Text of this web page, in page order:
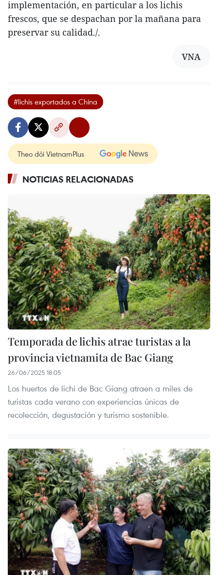
implementación, en particular a los lichis
frescos, que se despachan por la mañana para
preservar su calidad./.
VNA
#lichis exportados a China
Theo dõi VietnamPlus
NOTICIAS RELACIONADAS
Temporada de lichis atrae turistas a la
provincia vietnamita de Bac Giang
26/06/2025 18:05
Los huertos de lichi de Bac Giang atraen a miles de
turistas cada verano con experiencias únicas de
recolección, degustación y turismo sostenible.